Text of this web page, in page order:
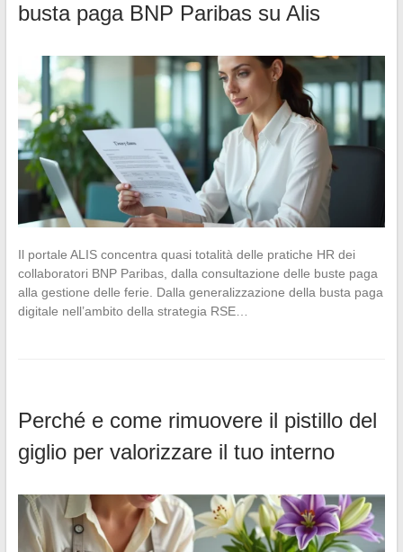
busta paga BNP Paribas su Alis
Il portale ALIS concentra quasi totalità delle pratiche HR dei
collaboratori BNP Paribas, dalla consultazione delle buste paga
alla gestione delle ferie. Dalla generalizzazione della busta paga
digitale nell’ambito della strategia RSE…
Perché e come rimuovere il pistillo del
giglio per valorizzare il tuo interno